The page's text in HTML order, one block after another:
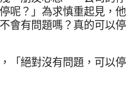
呢？」為求慎重起見，他
會有問題嗎？真的可以停
「絕對沒有問題，可以停